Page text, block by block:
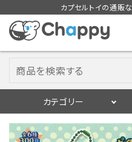
カプセルトイの通販
カテゴリー
ログイン